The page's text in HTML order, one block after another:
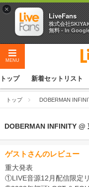
MENU
トップ 新着セットリスト
トップ DOBERMAN
DOBERMAN INFINITY @
ゲストさんのレビュー
重大発表
①LIVE音源12月配信限定
×
LiveFans
株式会社
無料 - In